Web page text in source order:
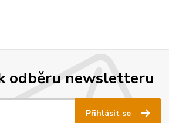
odběru newsletteru
Přihlásit se